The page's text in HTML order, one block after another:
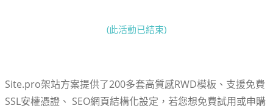
(此活動已結束)
Site.pro架站方案提供了200多套高質感RWD模板、支援免費
SSL安權憑證、 SEO網頁結構化設定，若您想免費試用或申購